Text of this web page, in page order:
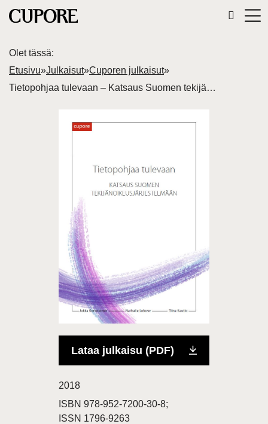
Olet tässä:
Etusivu»Julkaisut»Cuporen julkaisut»
Tietopohjaa tulevaan – Katsaus Suomen tekijänoikeusjärjestelmään
Lataa julkaisu (PDF)
2018
ISBN 978-952-7200-30-8;
ISSN 1796-9263